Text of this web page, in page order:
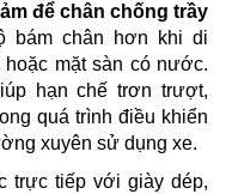
để chân chống trầy
bám chân hơn khi di
mặt sàn có nước.
hạn chế trơn trượt,
quá trình điều khiển
xuyên sử dụng xe.
trực tiếp với giày dép,